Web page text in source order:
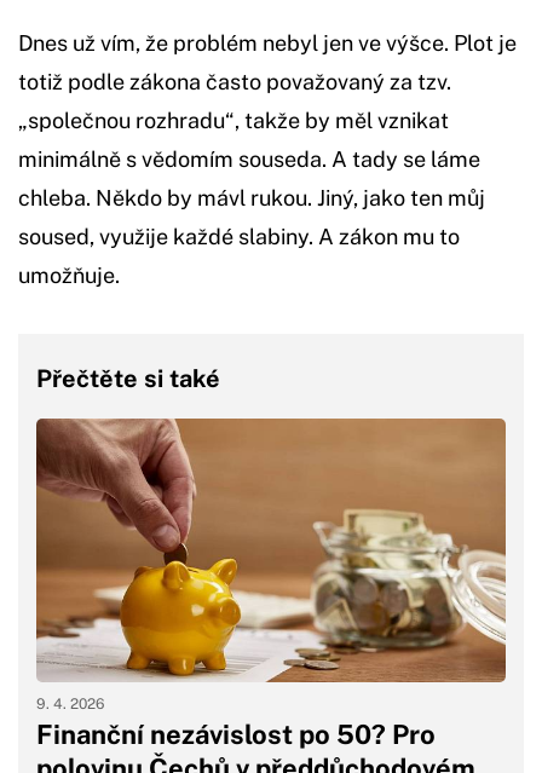
Dnes už vím, že problém nebyl jen ve výšce. Plot je
totiž podle zákona často považovaný za tzv.
„společnou rozhradu“, takže by měl vznikat
minimálně s vědomím souseda. A tady se láme
chleba. Někdo by mávl rukou. Jiný, jako ten můj
soused, využije každé slabiny. A zákon mu to
umožňuje.
Přečtěte si také
Finanční nezávislost po 50? Pro
9. 4. 2026